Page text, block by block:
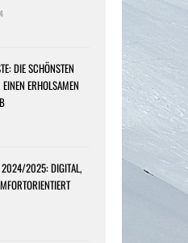
DIE SCHÖNSTEN
ERHOLSAMEN
2024/2025: DIGITAL,